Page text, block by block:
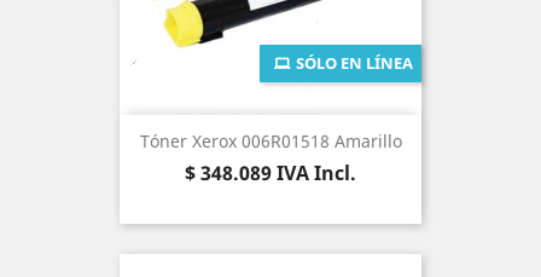
Tóner Xerox 006R01518 Amarillo
Precio
$ 348.089IVA Incl.
SÓLO EN LÍNEA